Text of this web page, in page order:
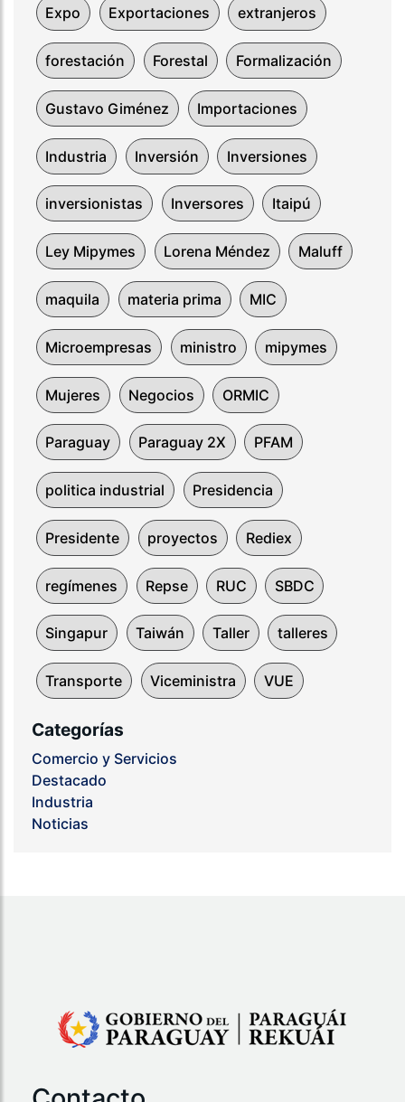
Expo Exportaciones extranjeros
forestación Forestal Formalización
Gustavo Giménez Importaciones
Industria Inversión Inversiones
inversionistas Inversores Itaipú
Ley Mipymes Lorena Méndez Maluff
maquila materia prima MIC
Microempresas ministro mipymes
Mujeres Negocios ORMIC
Paraguay Paraguay 2X PFAM
politica industrial Presidencia
Presidente proyectos Rediex
regímenes Repse RUC SBDC
Singapur Taiwán Taller talleres
Transporte Viceministra VUE
Categorías
Comercio y Servicios
Destacado
Industria
Noticias